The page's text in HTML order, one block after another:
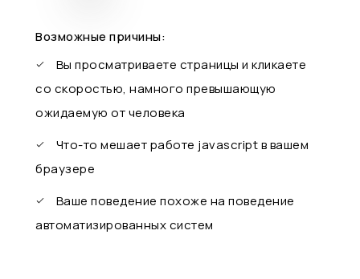
Возможные причины:
Вы просматриваете страницы и кликаете
со скоростью, намного превышающую
ожидаемую от человека
Что-то мешает работе javascript в вашем
браузере
Ваше поведение похоже на поведение
автоматизированных систем